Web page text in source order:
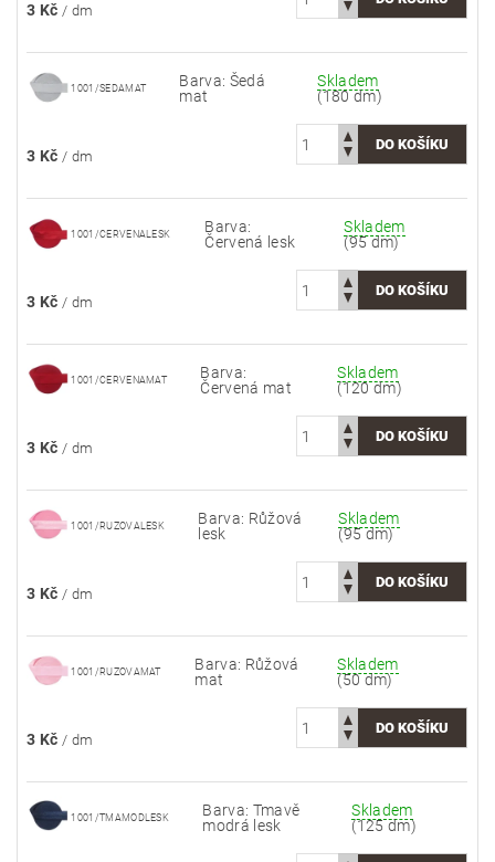
3 Kč / dm
1001/SEDAMAT
Barva: Šedá
mat
Skladem
(180 dm)
3 Kč / dm
1001/CERVENALESK
Barva:
Červená lesk
Skladem
(95 dm)
3 Kč / dm
1001/CERVENAMAT
Barva:
Červená mat
Skladem
(120 dm)
3 Kč / dm
1001/RUZOVALESK
Barva: Růžová
lesk
Skladem
(95 dm)
3 Kč / dm
1001/RUZOVAMAT
Barva: Růžová
mat
Skladem
(50 dm)
3 Kč / dm
1001/TMAMODLESK
Barva: Tmavě
modrá lesk
Skladem
(125 dm)